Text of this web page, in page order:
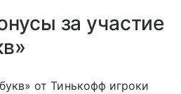
за участие
от Тинькофф игроки